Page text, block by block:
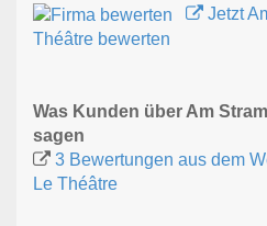
Jetzt
Théâtre bewerten
Was Kunden über Am
sagen
3 Bewertungen aus dem
Le Théâtre